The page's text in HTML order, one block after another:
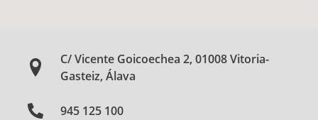
C/ Vicente Goicoechea 2, 01008 Vitoria-
Gasteiz, Álava
945 125 100